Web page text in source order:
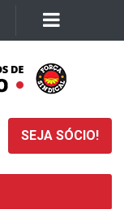
SEJA SÓCIO!